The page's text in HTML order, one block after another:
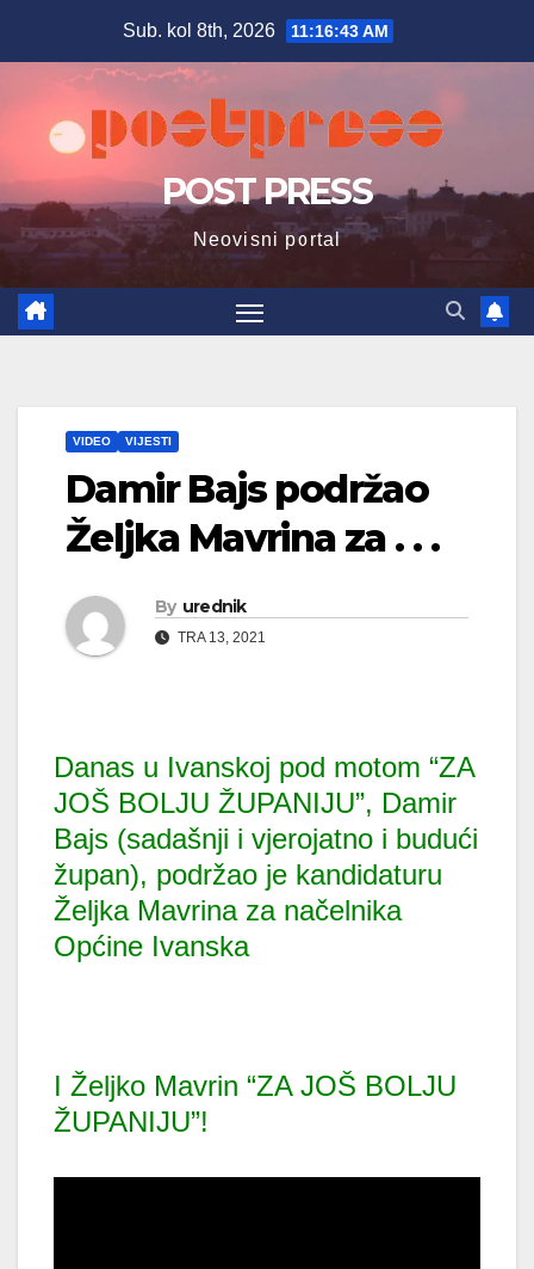
Sub. kol 8th, 2026 11:16:44 AM
POST PRESS
Neovisni portal
VIDEO VIJESTI
Damir Bajs podržao
Željka Mavrina za . . .
By urednik
TRA 13, 2021
Danas u Ivanskoj pod motom “ZA
JOŠ BOLJU ŽUPANIJU”, Damir
Bajs (sadašnji i vjerojatno i budući
župan), podržao je kandidaturu
Željka Mavrina za načelnika
Općine Ivanska
I Željko Mavrin “ZA JOŠ BOLJU
ŽUPANIJU”!